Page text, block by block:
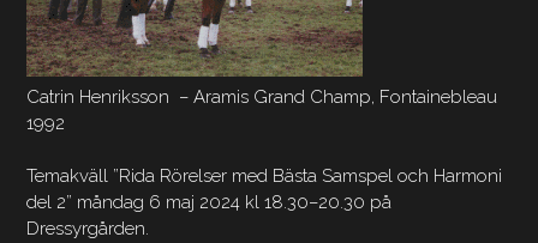
Catrin Henriksson – Aramis Grand Champ, Fontainebleau
1992
Temakväll ”Rida Rörelser med Bästa Samspel och Harmoni
del 2” måndag 6 maj 2024 kl 18.30–20.30 på
Dressyrgården.